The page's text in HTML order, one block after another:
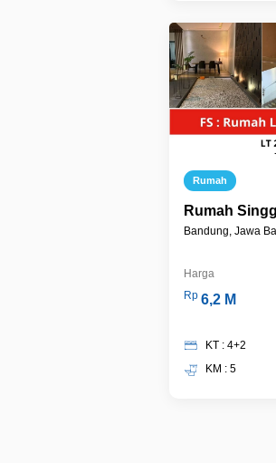
Rumah
Rumah
Bandung, Jawa
Harga
Rp 6,2 M
KT : 4+2
KM : 5